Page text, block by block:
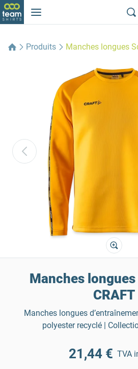
Produits Manches longues
Manches
CRAFT
Manches longues
polyester recyclé |
21,44 € TVA